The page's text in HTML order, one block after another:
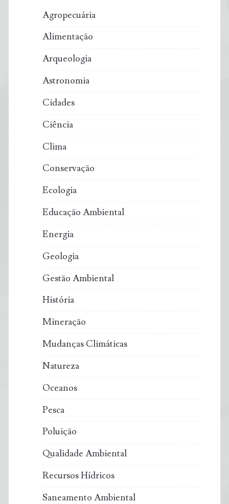
Agropecuária
Alimentação
Arqueologia
Astronomia
Cidades
Ciência
Clima
Conservação
Ecologia
Educação Ambiental
Energia
Geologia
Gestão Ambiental
História
Mineração
Mudanças Climáticas
Natureza
Oceanos
Pesca
Poluição
Qualidade Ambiental
Recursos Hídricos
Saneamento Ambiental